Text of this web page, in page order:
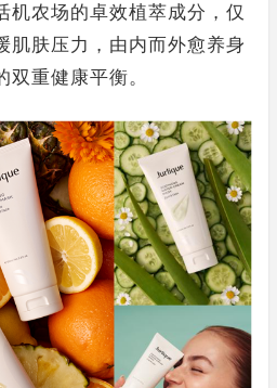
机农场的卓效植萃成分，仅
肌肤压力，由内而外愈养身
重健康平衡。